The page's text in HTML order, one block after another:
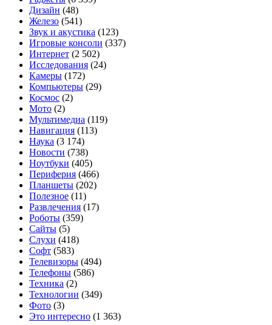
iPad
последнего
поколения
Дизайн (48)
Железо (541)
Звук и акустика (123)
Игровые консоли (337)
Интернет (2 502)
Исследования (24)
Камеры (172)
Компьютеры (29)
Космос (2)
Мото (2)
Мультимедиа (119)
Навигация (113)
Наука (3 174)
Новости (738)
Ноутбуки (405)
Периферия (466)
Планшеты (202)
Полезное (11)
Развлечения (17)
Роботы (359)
Сайты (5)
Слухи (418)
Софт (583)
Телевизоры (494)
Телефоны (586)
Техника (2)
Технологии (349)
Фото (3)
Это интересно (1 363)